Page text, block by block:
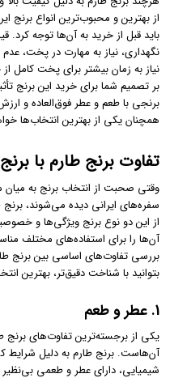
از بهترین و محبوب‌ترین انواع برنج
باید قبل از خرید به آن‌ها توجه کرد.
نگهداری، نیاز به مهارت در پخت،
نیاز به زمان بیشتر برای پخت کامل
بر تصمیم شما برای خرید این برنج
برنجی با طعم و عطر فوق‌العاده و
همچنان یکی از بهترین انتخاب‌ها
تفاوت برنج طارم با
وقتی صحبت از انتخاب برنج به میان
سفره‌های ایرانی دیده می‌شوند،
از این دو نوع برنج ویژگی‌ها و
آن‌ها را برای استفاده‌های مختلف
بررسی تفاوت‌های اساسی بین برنج
بتوانید با شناخت دقیق‌تر، بهترین
1. عطر و طعم
یکی از برجسته‌ترین تفاوت‌های
آن‌هاست. برنج طارم به دلیل شرایط
شیمیایی، دارای عطر و طعمی